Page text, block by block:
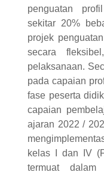
penguatan
sekitar 20%
projek
secara
pelaksanaan.
pada capaian
fase peserta
capaian
ajaran 2022 /
kelas I dan IV
termuat dalam